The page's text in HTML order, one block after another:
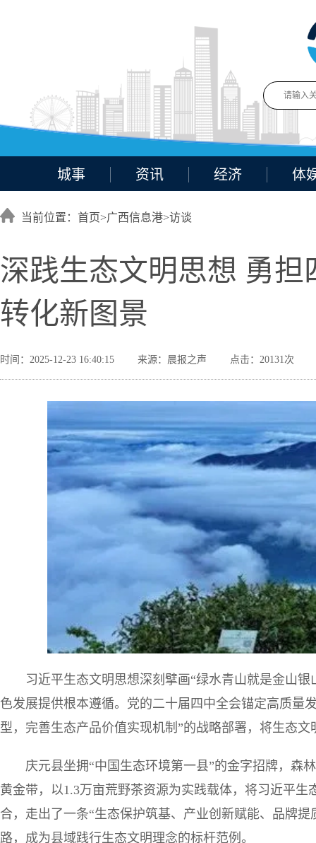
城事 资讯 经济 体
当前位置：首页>广西信息港>访谈
深践生态文明思想 勇
转化新图景
时间：2025-12-23 16:40:15 来源：晨报之声 点击：20131次
习近平生态文明思想深刻擘画“绿水青山就是金山
色发展提供根本遵循。党的二十届四中全会锚定高质量
型，完善生态产品价值实现机制”的战略部署，将生态文
庆元县坐拥“中国生态环境第一县”的金字招牌，森
黄金带，以1.3万亩荒野茶资源为实践载体，将习近平
合，走出了一条“生态保护筑基、产业创新赋能、品牌
路，成为县域践行生态文明理念的标杆范例。